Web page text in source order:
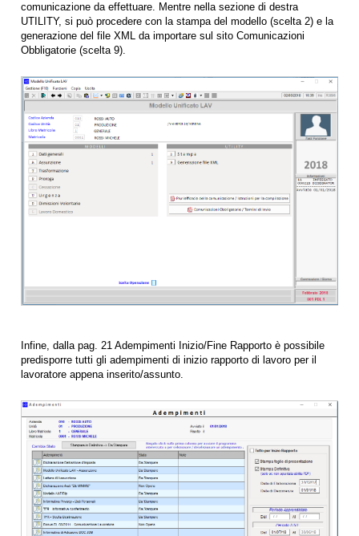
comunicazione da effettuare. Mentre nella sezione di destra
UTILITY, si può procedere con la stampa del modello (scelta 2) e la
generazione del file XML da importare sul sito Comunicazioni
Obbligatorie (scelta 9).
Infine, dalla pag. 21 Adempimenti Inizio/Fine Rapporto è possibile
predisporre tutti gli adempimenti di inizio rapporto di lavoro per il
lavoratore appena inserito/assunto.